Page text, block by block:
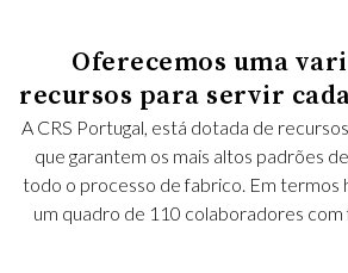
Oferecemos uma
recursos para servir
A CRS Portugal, está dotada de
que garantem os mais altos padrões
todo o processo de fabrico. Em termos
um quadro de 110 colaboradores